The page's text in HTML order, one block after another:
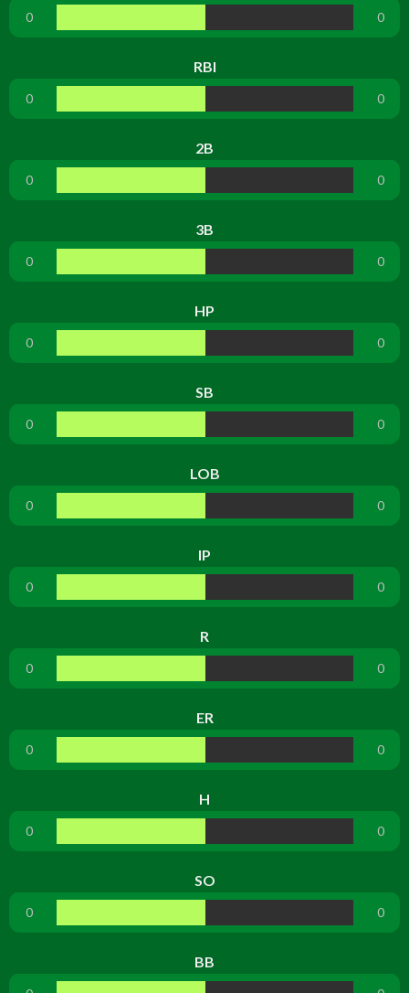
0 0
RBI
0 0
2B
0 0
3B
0 0
HP
0 0
SB
0 0
LOB
0 0
IP
0 0
R
0 0
ER
0 0
H
0 0
SO
0 0
BB